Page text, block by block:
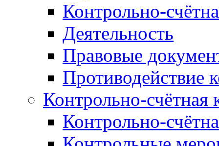
Контрольно-
Деятельность
Правовые
Противодействие
Контрольно-счётная
Контрольно-